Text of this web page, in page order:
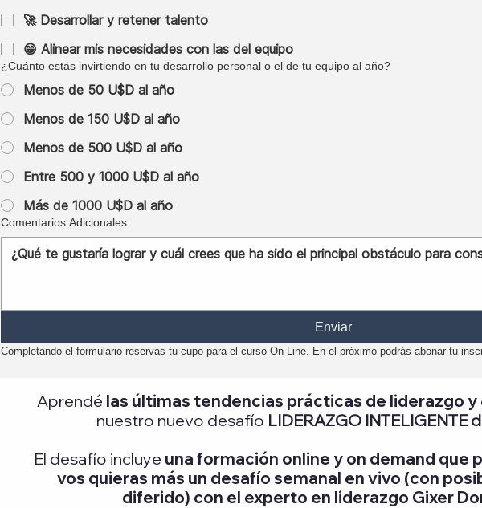
🚀 Desarrollar y retener talento
😁 Alinear mis necesidades con las del equipo
¿Cuánto estás invirtiendo en tu desarrollo personal o el de tu equipo al año?
Menos de 50 U$D al año
Menos de 150 U$D al año
Menos de 500 U$D al año
Entre 500 y 1000 U$D al año
Más de 1000 U$D al año
Comentarios Adicionales
Enviar
Completando el formulario reservas tu cupo para el curso On-Line. En el próximo podrás abonar tu
Aprendé las últimas tendencias prácticas de liderazgo y
nuestro nuevo desafío LIDERAZGO INTELIGENTE
El desafío incluye una formación online y on demand que
vos quieras más un desafío semanal en vivo (con
diferido) con el experto en liderazgo Gixer